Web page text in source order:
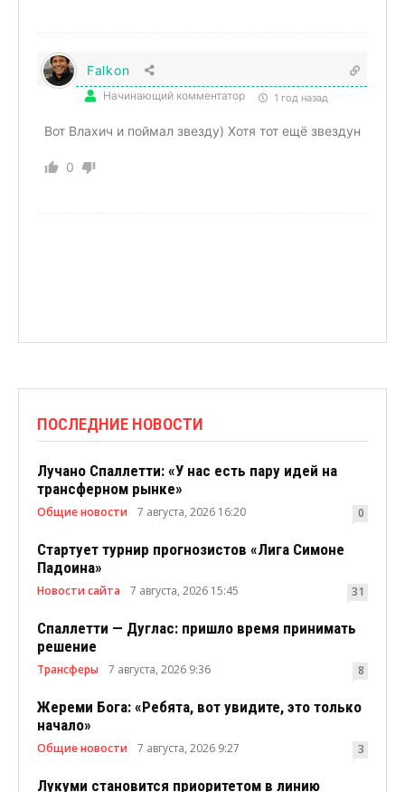
Falkon
Начинающий комментатор 1 год назад
Вот Влахич и поймал звезду) Хотя тот ещё звездун
0
ПОСЛЕДНИЕ НОВОСТИ
Лучано Спаллетти: «У нас есть пару идей на
трансферном рынке»
Общие новости 7 августа, 2026 16:20 0
Стартует турнир прогнозистов «Лига Симоне
Падоина»
Новости сайта 7 августа, 2026 15:45 31
Спаллетти — Дуглас: пришло время принимать
решение
Трансферы 7 августа, 2026 9:36 8
Жереми Бога: «Ребята, вот увидите, это только
начало»
Общие новости 7 августа, 2026 9:27 3
Лукуми становится приоритетом в линию